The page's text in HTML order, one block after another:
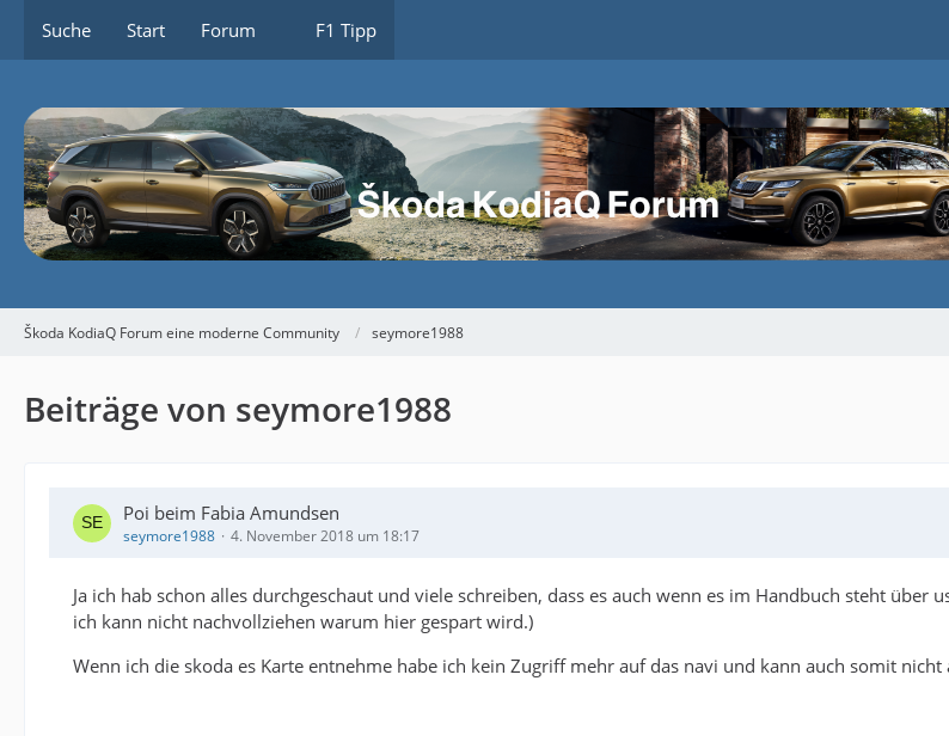
Suche Start Forum F1 Tipp
Škoda KodiaQ Forum eine moderne Community seymore1988
Beiträge von seymore1988
Poi beim Fabia Amundsen
seymore1988 4. November 2018 um 18:17
Ja ich hab schon alles durchgeschaut und viele schreiben, dass es auch wenn es im Handbuch steht über
ich kann nicht nachvollziehen warum hier gespart wird.)
Wenn ich die skoda es Karte entnehme habe ich kein Zugriff mehr auf das navi und kann auch somit nicht